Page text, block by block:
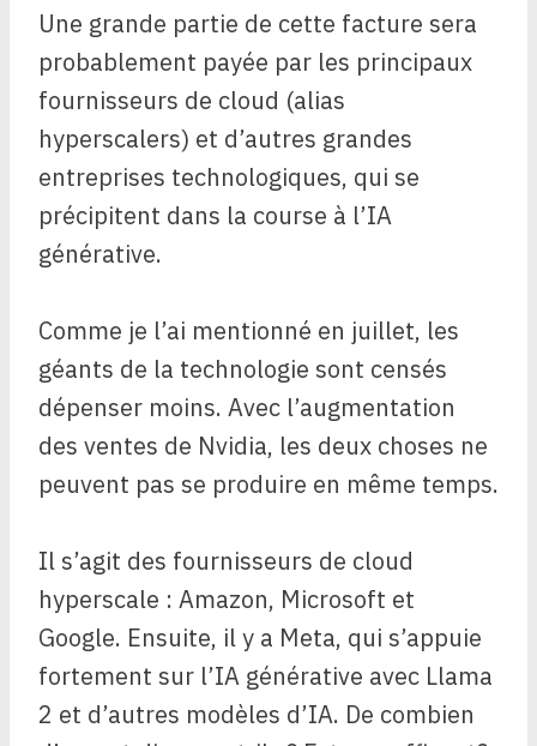
Une grande partie de cette facture sera
probablement payée par les principaux
fournisseurs de cloud (alias
hyperscalers) et d’autres grandes
entreprises technologiques, qui se
précipitent dans la course à l’IA
générative.
Comme je l’ai mentionné en juillet, les
géants de la technologie sont censés
dépenser moins. Avec l’augmentation
des ventes de Nvidia, les deux choses ne
peuvent pas se produire en même temps.
Il s’agit des fournisseurs de cloud
hyperscale : Amazon, Microsoft et
Google. Ensuite, il y a Meta, qui s’appuie
fortement sur l’IA générative avec Llama
2 et d’autres modèles d’IA. De combien